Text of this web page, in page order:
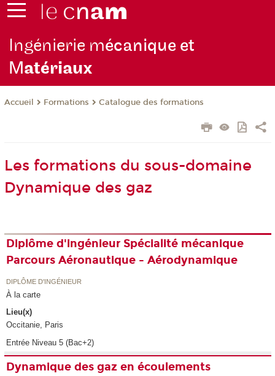
Ingénierie mécanique et
Matériaux
Accueil Formations Catalogue des formations
Les formations du sous-domaine
Dynamique des gaz
Diplôme d'ingénieur Spécialité mécanique
Parcours Aéronautique - Aérodynamique
DIPLÔME D'INGÉNIEUR
À la carte
Lieu(x)
Occitanie, Paris
Entrée Niveau 5 (Bac+2)
Dynamique des gaz en écoulements